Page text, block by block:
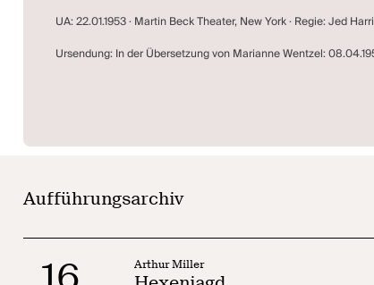
UA: 22.01.1953 · Martin Beck Theater, New York · Regie: Jed
Ursendung: In der Übersetzung von Marianne Wentzel:
Aufführungsarchiv
16 Arthur Miller